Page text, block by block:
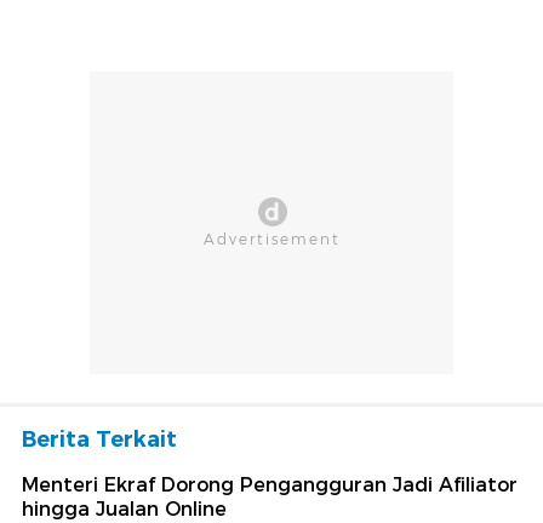
Berita Terkait
Menteri Ekraf Dorong Pengangguran Jadi Afiliator
hingga Jualan Online